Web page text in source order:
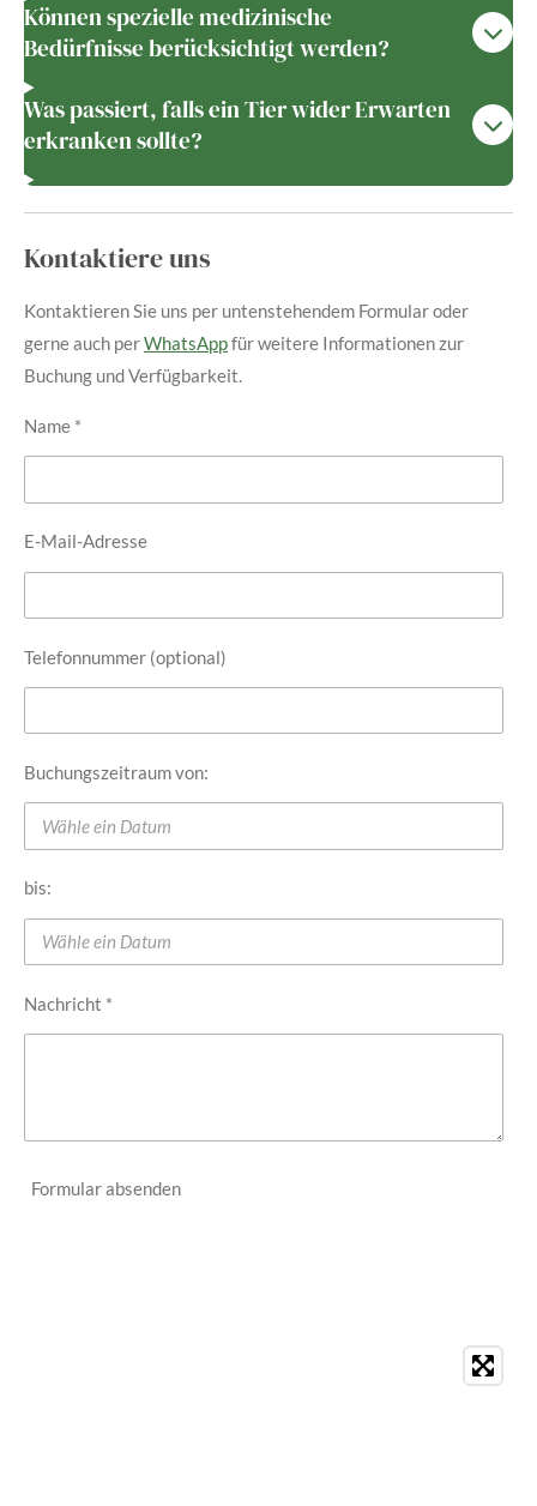
Können spezielle medizinische
Bedürfnisse berücksichtigt werden?
Was passiert, falls ein Tier wider Erwarten
erkranken sollte?
Kontaktiere uns
Kontaktieren Sie uns per untenstehendem Formular oder
gerne auch perWhatsAppfür weitere Informationen zur
Buchung und Verfügbarkeit.
Name *
E-Mail-Adresse
Telefonnummer (optional)
Buchungszeitraum von:
bis:
Nachricht *
Formular absenden